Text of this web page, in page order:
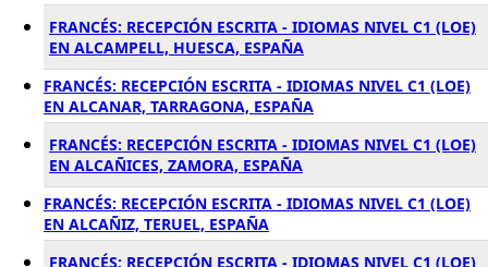
FRANCÉS: RECEPCIÓN ESCRITA - IDIOMAS NIVEL C1 (LOE)
EN ALCAMPELL, HUESCA, ESPAÑA
FRANCÉS: RECEPCIÓN ESCRITA - IDIOMAS NIVEL C1 (LOE)
EN ALCANAR, TARRAGONA, ESPAÑA
FRANCÉS: RECEPCIÓN ESCRITA - IDIOMAS NIVEL C1 (LOE)
EN ALCAÑICES, ZAMORA, ESPAÑA
FRANCÉS: RECEPCIÓN ESCRITA - IDIOMAS NIVEL C1 (LOE)
EN ALCAÑIZ, TERUEL, ESPAÑA
FRANCÉS: RECEPCIÓN ESCRITA - IDIOMAS NIVEL C1 (LOE)